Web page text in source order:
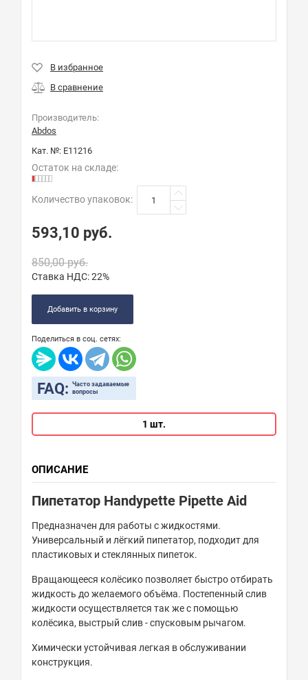
Производитель:
Abdos
Кат. №: E11216
Остаток на складе:
Количество упаковок:
593,10 руб.
850,00 руб.
Ставка НДС:22%
Добавить в корзину
Поделиться в соц. сетях:
FAQ: Часто задаваемые
вопросы
1 шт.
ОПИСАНИЕ
Пипетатор Handypette Pipette Aid
Предназначен для работы с жидкостями.
Универсальный и лёгкий пипетатор, подходит для
пластиковых и стеклянных пипеток.
Вращающееся колёсико позволяет быстро отбирать
жидкость до желаемого объёма. Постепенный слив
жидкости осуществляется так же с помощью
колёсика, выстрый слив - спусковым рычагом.
Химически устойчивая легкая в обслуживании
конструкция.